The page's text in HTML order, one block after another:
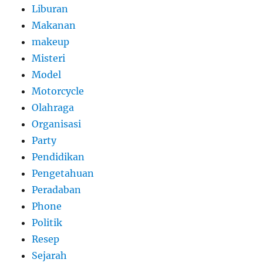
Liburan
Makanan
makeup
Misteri
Model
Motorcycle
Olahraga
Organisasi
Party
Pendidikan
Pengetahuan
Peradaban
Phone
Politik
Resep
Sejarah